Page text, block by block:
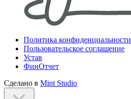
Политика конфиденциальности
Пользовательское соглашение
Устав
ФинОтчет
Сделано в Mint Studio